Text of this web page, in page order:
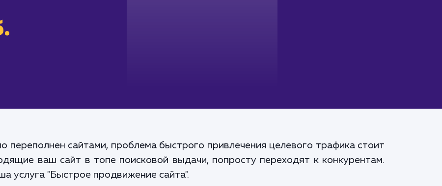
переполнен сайтами, проблема быстрого привлечения целевого трафика стоит
ваш сайт в топе поисковой выдачи, попросту переходят к конкурентам.
услуга "Быстрое продвижение сайта".